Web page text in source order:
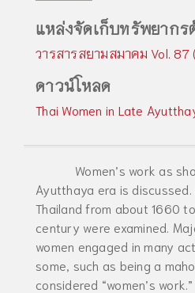
แหล่งจัดเก็บทรัพยาก
วารสารสยามสมาคม Vol. 87
ดาวน์โหลด
Thai Women in Late
Women’s work as
Ayutthaya era is discussed.
Thailand from about 1660
century were examined.
women engaged in many
some, such as being a
considered “women’s